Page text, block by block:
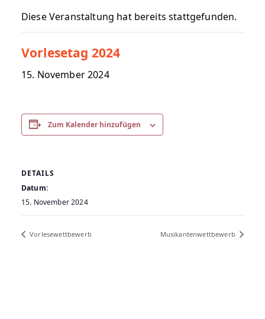
Diese Veranstaltung hat bereits stattgefunden.
Vorlesetag 2024
15. November 2024
Zum Kalender hinzufügen
DETAILS
Datum:
15. November 2024
Vorlesewettbewerb Musikantenwettbewerb